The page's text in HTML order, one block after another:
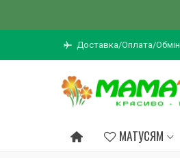
Доставка/Оплата/Обмін
МАТУСЯМ